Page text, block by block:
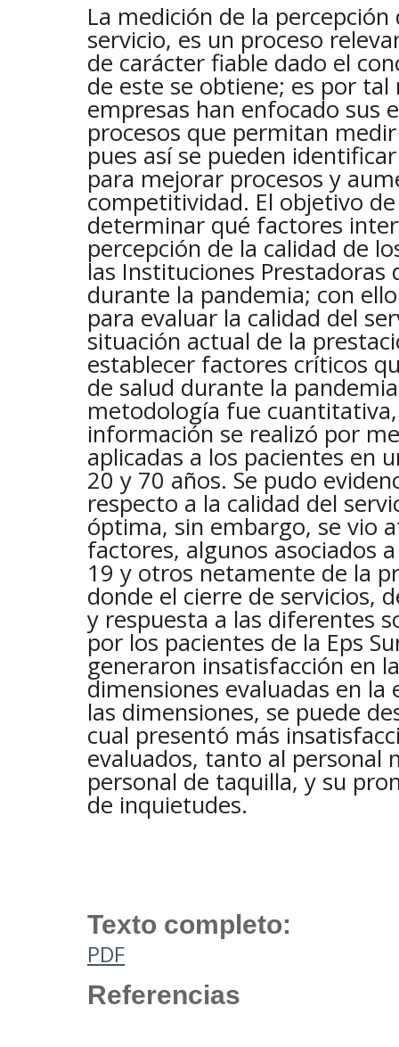
La medición de la percepción
servicio, es un proceso
de carácter fiable dado el
de este se obtiene; es por
empresas han enfocado sus
procesos que permitan
pues así se pueden
para mejorar procesos y
competitividad. El objetivo
determinar qué factores
percepción de la calidad de
las Instituciones Prestadoras
durante la pandemia; con
para evaluar la calidad del
situación actual de la
establecer factores críticos
de salud durante la
metodología fue
información se realizó por
aplicadas a los pacientes en
20 y 70 años. Se pudo
respecto a la calidad del
óptima, sin embargo, se vio
factores, algunos asociados
19 y otros netamente de la
donde el cierre de servicios,
y respuesta a las diferentes
por los pacientes de la Eps
generaron insatisfacción en
dimensiones evaluadas en la
las dimensiones, se puede
cual presentó más
evaluados, tanto al personal
personal de taquilla, y su
de inquietudes.
Texto completo:
PDF
Referencias